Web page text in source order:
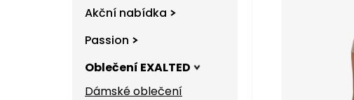
Akční nabídka
Passion
Oblečení EXALTED
Dámské oblečení